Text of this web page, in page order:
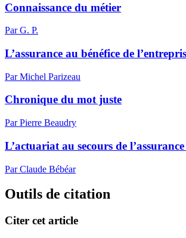
Connaissance du métier
Par G. P.
L’assurance au bénéfice de
Par Michel Parizeau
Chronique du mot juste
Par Pierre Beaudry
L’actuariat au secours de
Par Claude Bébéar
Outils de citation
Citer cet article